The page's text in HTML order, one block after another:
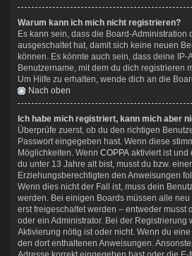
Warum kann ich mich nicht registrieren?
Es kann sein, dass die Board-Administration
ausgeschaltet hat, damit sich keine neuen
können. Es könnte auch sein, dass deine IP-
Benutzername, mit dem du dich registrieren
Um Hilfe zu erhalten, wende dich an die
Nach oben
Ich habe mich registriert, kann mich aber
Überprüfe zuerst, ob du den richtigen
Passwort eingegeben hast. Wenn diese
Möglichkeiten. Wenn COPPA aktiviert ist und
du unter 13 Jahre alt bist, musst du bzw.
Erziehungsberechtigten den Anweisungen
Wenn dies nicht der Fall ist, muss dein
werden. Bei einigen Boards müssen alle
erst freigeschaltet werden – entweder musst
oder ein Administrator. Bei der Registrierung
Aktivierung nötig ist oder nicht. Wenn du
den dort enthaltenen Anweisungen.